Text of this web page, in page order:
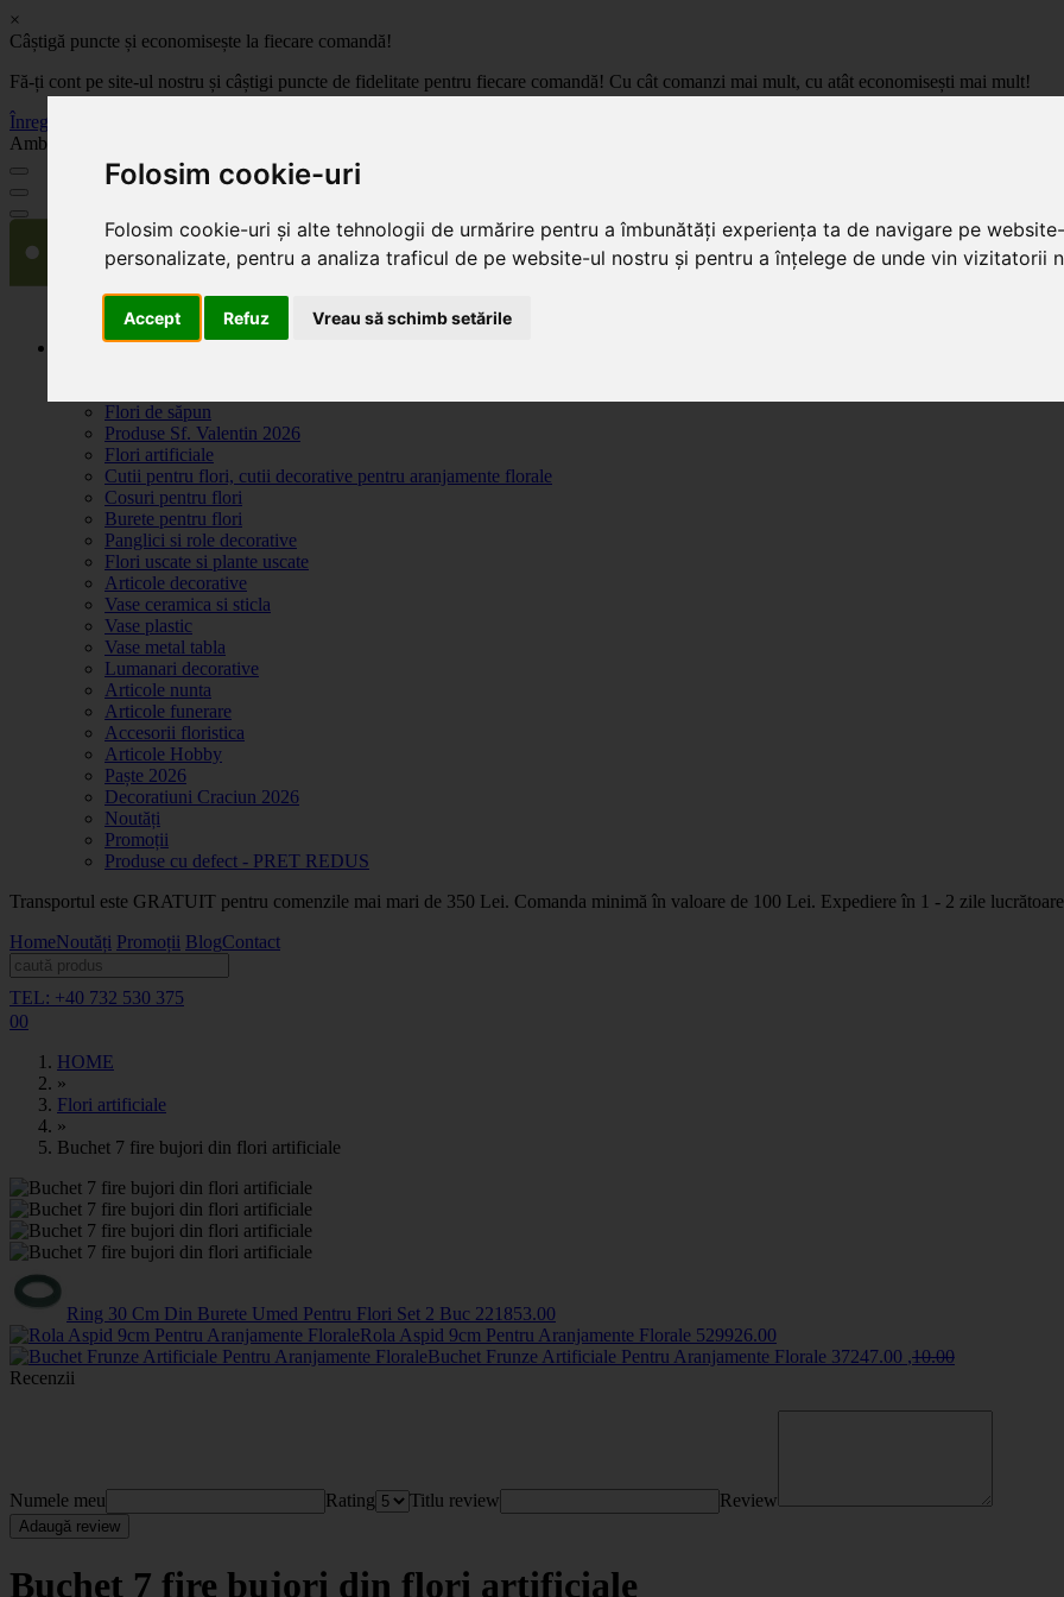
Folosim cookie-uri
Folosim cookie-uri și alte tehnologii de urmărire pentru a îmbunătăți experiența ta de navigare pe
personalizate, pentru a analiza traficul de pe website-ul nostru și pentru a înțelege de unde vin vizitatorii
Accept Refuz Vreau să schimb setările
×
Câștigă puncte și economisește la fiecare comandă!
Fă-ți cont pe site-ul nostru și câștigi puncte de fidelitate pentru fiecare comandă! Cu cât comanzi mai mult, cu atât economisești mai mult!
Înregistrează-te acum
Ambalaje, decoratiuni si accesorii pentru flori. Produse de calitate la pret de importator, cu livrare in toata Romania.
Produse
Flori de săpun
Produse Sf. Valentin 2026
Flori artificiale
Cutii pentru flori, cutii decorative pentru aranjamente florale
Cosuri pentru flori
Burete pentru flori
Panglici si role decorative
Flori uscate si plante uscate
Articole decorative
Vase ceramica si sticla
Vase plastic
Vase metal tabla
Lumanari decorative
Articole nunta
Articole funerare
Accesorii floristica
Articole Hobby
Paște 2026
Decoratiuni Craciun 2026
Noutăți
Promoții
Produse cu defect - PRET REDUS
Transportul este GRATUIT pentru comenzile mai mari de 350 Lei. Comanda minimă în valoare de 100 Lei. Expediere în 1 - 2 zile
HomeNoutăți Promoții BlogContact
TEL: +40 732 530 375
00
HOME
»
Flori artificiale
»
Buchet 7 fire bujori din flori artificiale
Ring 30 Cm Din Burete Umed Pentru Flori Set 2 Buc 221853.00
Rola Aspid 9cm Pentru Aranjamente Florale 529926.00
Buchet Frunze Artificiale Pentru Aranjamente Florale 37247.00 ,10.00
Recenzii
Numele meu Rating Titlu review Review
Adaugă review
Buchet 7 fire bujori din flori artificiale